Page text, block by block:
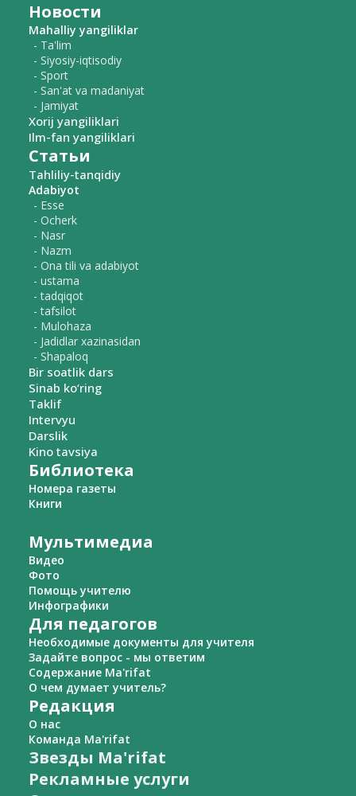
Новости
Mahalliy yangiliklar
- Ta'lim
- Siyosiy-iqtisodiy
- Sport
- San'at va madaniyat
- Jamiyat
Xorij yangiliklari
Ilm-fan yangiliklari
Статьи
Tahliliy-tanqidiy
Adabiyot
- Esse
- Ocherk
- Nasr
- Nazm
- Ona tili va adabiyot
- ustama
- tadqiqot
- tafsilot
- Mulohaza
- Jadidlar xazinasidan
- Shapaloq
Bir soatlik dars
Sinab ko‘ring
Taklif
Intervyu
Darslik
Kino tavsiya
Библиотека
Номера газеты
Книги
Мультимедиа
Видео
Фото
Помощь учителю
Инфографики
Для педагогов
Необходимые документы для учителя
Задайте вопрос - мы ответим
Содержание Ma'rifat
О чем думает учитель?
Редакция
О нас
Команда Ma'rifat
Звезды Ma'rifat
Рекламные услуги